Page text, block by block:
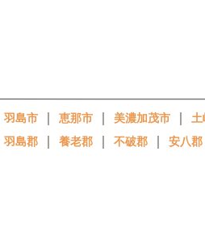
羽島市 ｜ 恵那市 ｜ 美濃加茂市 ｜
羽島郡 ｜ 養老郡 ｜ 不破郡 ｜ 安八郡